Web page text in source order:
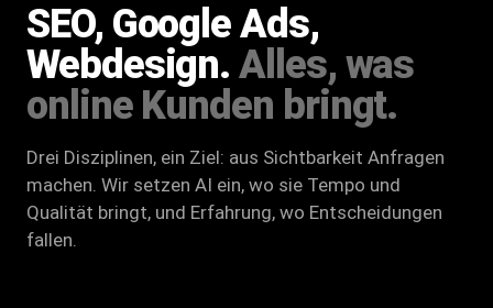
SEO, Google Ads,
Webdesign.Alles, was
online Kunden bringt.
Drei Disziplinen, ein Ziel: aus Sichtbarkeit Anfragen
machen. Wir setzen AI ein, wo sie Tempo und
Qualität bringt, und Erfahrung, wo Entscheidungen
fallen.